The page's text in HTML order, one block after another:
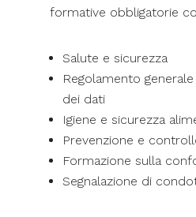
formative obbligatorie
Salute e sicurezza
Regolamento
dei dati
Igiene e sicurezza
Prevenzione e
Formazione sulla
Segnalazione di